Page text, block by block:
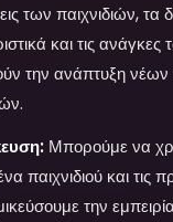
των παιχνιδιών, τα
και τις
την ανάπτυξη νέων
Μπορούμε να
παιχνιδιού και τις
την